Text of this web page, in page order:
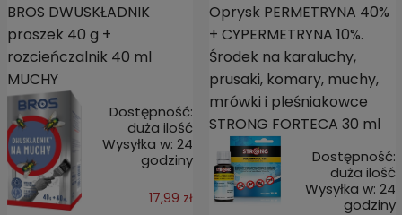
BROS DWUSKŁADNIK
proszek 40 g +
rozcieńczalnik 40 ml
MUCHY
Dostępność:
duża ilość
Wysyłka w: 24
godziny
17,99 zł
Oprysk PERMETRYNA 40%
+ CYPERMETRYNA 10%.
Środek na karaluchy,
prusaki, komary, muchy,
mrówki i pleśniakowce
STRONG FORTECA 30 ml
Dostępność:
duża ilość
Wysyłka w: 24
godziny